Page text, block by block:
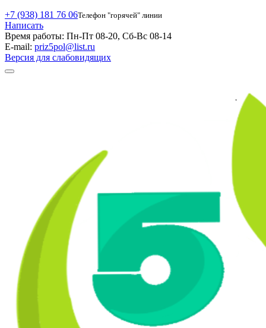
+7 (938) 181 76 06Телефон "горячей" линии
Написать
Время работы: Пн-Пт 08-20, Сб-Вс 08-14
E-mail: priz5pol@list.ru
Версия для слабовидящих